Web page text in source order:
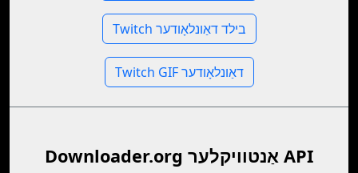
Twitch בילד דאַונלאָודער
Twitch GIF דאַונלאָודער
Downloader.org אַנטוויקלער API